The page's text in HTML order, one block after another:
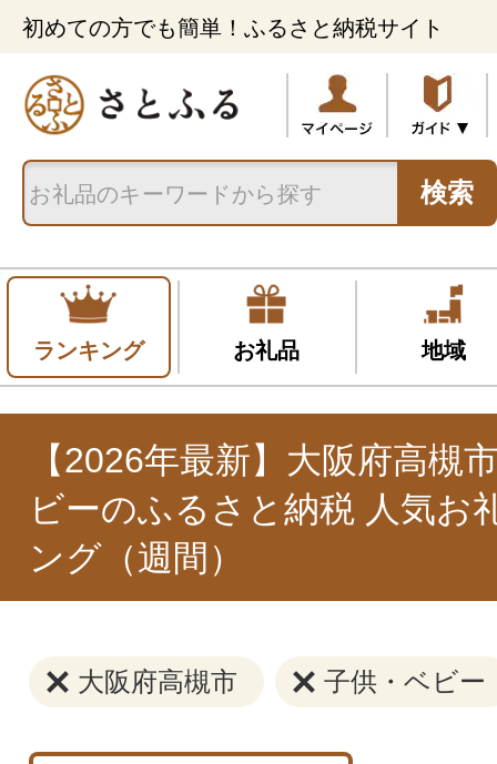
初めての方でも簡単！ふるさと納税サイト
検索
ランキング お礼品 地域
【2026年最新】大阪府高槻
ビーのふるさと納税 人気お
ング（週間）
大阪府高槻市 子供・ベビー